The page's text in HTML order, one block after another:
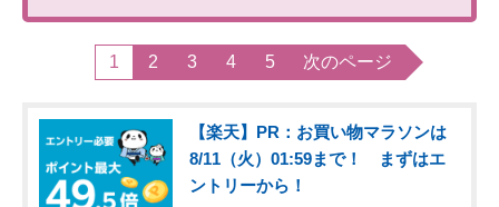
1 2 3 4 5 次のページ
【楽天】PR：お買い物マラソンは
8/11（火）01:59まで！ まずはエ
ントリーから！